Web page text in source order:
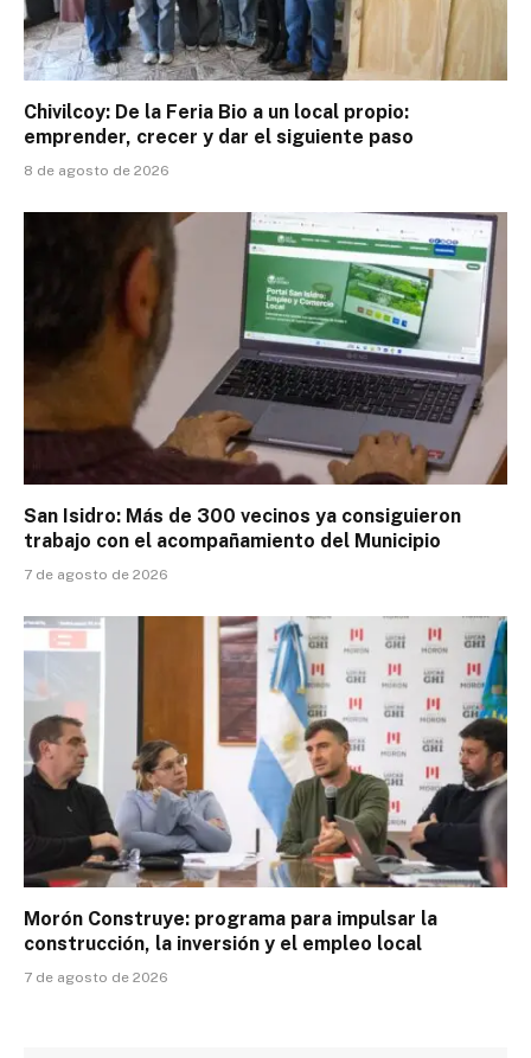
Chivilcoy: De la Feria Bio a un local propio:
emprender, crecer y dar el siguiente paso
8 de agosto de 2026
San Isidro: Más de 300 vecinos ya consiguieron
trabajo con el acompañamiento del Municipio
7 de agosto de 2026
Morón Construye: programa para impulsar la
construcción, la inversión y el empleo local
7 de agosto de 2026